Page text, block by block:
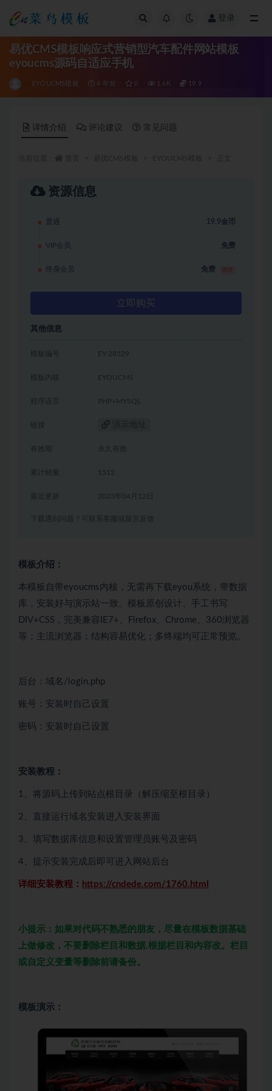
登录
易优CMS模板响应式营销型汽车配件网站模板
eyoucms源码自适应手机
EYOUCMS模板 4 年前 0 1.6K 19.9
详情介绍 评论建议 常见问题
资源信息
普通 19.9金币
VIP会员 免费
终身会员 免费
立即购买
其他信息
模板编号 EY-28529
模板内核 EYOUCMS
程序语言 PHP+MYSQL
链接
有效期 永久有效
累计销量 1512
2023年04月12日
下载遇到问题？可联系客服或留言反馈
模板介绍：
本模板自带eyoucms内核，无需再下载eyou系统，带数据
库，安装好与演示站一致。模板原创设计、手工书写
DIV+CSS，完美兼容IE7+、Firefox、Chrome、360浏览器
等；主流浏览器；结构容易优化；多终端均可正常预览。
后台：域名/login.php
账号：安装时自己设置
密码：安装时自己设置
安装教程：
1、将源码上传到站点根目录（解压缩至根目录）
2、直接运行域名安装进入安装界面
3、填写数据库信息和设置管理员账号及密码
4、提示安装完成后即可进入网站后台
详细安装教程： https://cndede.com/1760.html
小提示：如果对代码不熟悉的朋友，尽量在模板数据基础
上做修改，不要删除栏目和数据,根据栏目和内容改。栏目
或自定义变量等删除前请备份。
模板演示：